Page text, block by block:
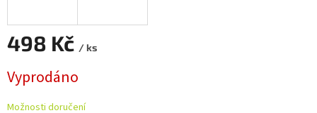
498 Kč / ks
cena:
Vyprodáno
Možnosti doručení